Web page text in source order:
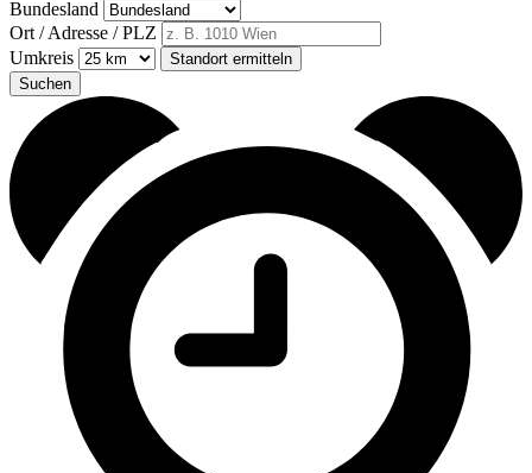
Bundesland
Ort / Adresse / PLZ
Umkreis
Standort ermitteln
Suchen